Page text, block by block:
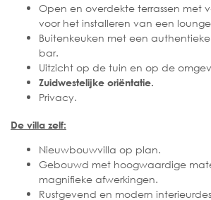
Open en overdekte terrassen met
voor het installeren van een
Buitenkeuken met een
bar.
Uitzicht op de tuin en op de
Zuidwestelijke oriëntatie.
Privacy.
De villa zelf:
Nieuwbouwvilla op plan.
Gebouwd met hoogwaardige
magnifieke afwerkingen.
Rustgevend en modern